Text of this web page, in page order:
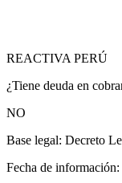
REACTIVA PERÚ
¿Tiene deuda en
NO
Base legal: Decreto
Fecha de información: